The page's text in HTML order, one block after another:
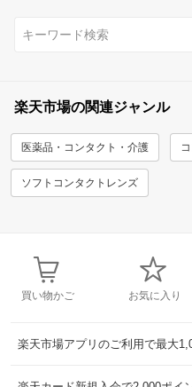
楽天市場の関連ジャンル
医薬品・コンタクト・介護
ソフトコンタクトレンズ
買い物かご お気に入り
楽天市場アプリのご利用で最大